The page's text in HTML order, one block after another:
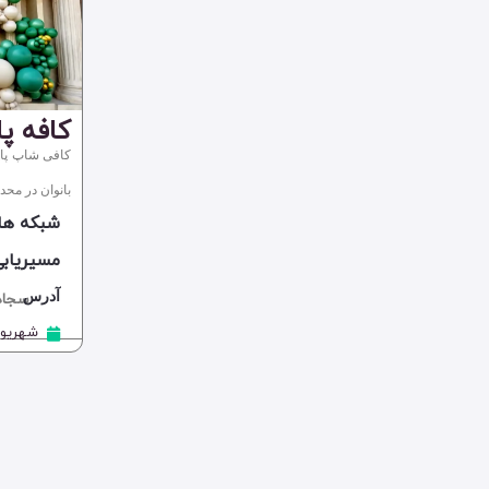
کافه
کافی شاپ
بانوان در
شبکه
سجاد ،آدرس
:
شهریور ۷,